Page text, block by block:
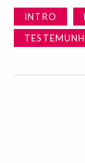
INTRO